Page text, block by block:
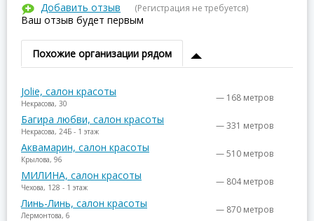
Добавить отзыв (Регистрация не требуется)
Ваш отзыв будет первым
Похожие организации рядом
Jolie, салон красоты
Некрасова, 30 — 168 метров
Багира любви, салон красоты
Некрасова, 24Б - 1 этаж — 331 метров
Аквамарин, салон красоты
Крылова, 96 — 510 метров
МИЛИНА, салон красоты
Чехова, 128 - 1 этаж — 804 метров
Линь-Линь, салон красоты
Лермонтова, 6 — 870 метров